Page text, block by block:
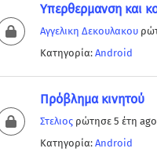
Υπερθερμανση και
Αγγελικη Δεκουλακου
Κατηγορία: Android
Πρόβλημα κινητού
Στελιος ρώτησε 5 έτη ago
Κατηγορία: Android